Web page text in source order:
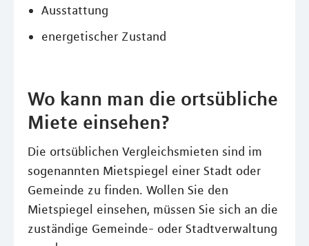
Ausstattung
energetischer Zustand
Wo kann man die ortsübliche
Miete einsehen?
Die ortsüblichen Vergleichsmieten sind im
sogenannten Mietspiegel einer Stadt oder
Gemeinde zu finden. Wollen Sie den
Mietspiegel einsehen, müssen Sie sich an die
zuständige Gemeinde- oder Stadtverwaltung